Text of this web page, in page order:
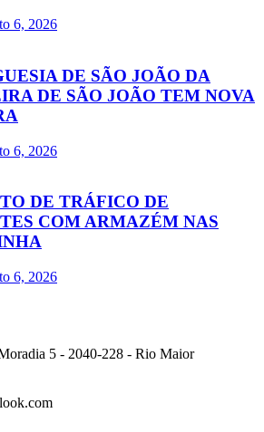
6, 2026
DE SÃO JOÃO DA
DE SÃO JOÃO TEM NOVA
6, 2026
DE TRÁFICO DE
COM ARMAZÉM NAS
6, 2026
5 - 2040-228 - Rio Maior